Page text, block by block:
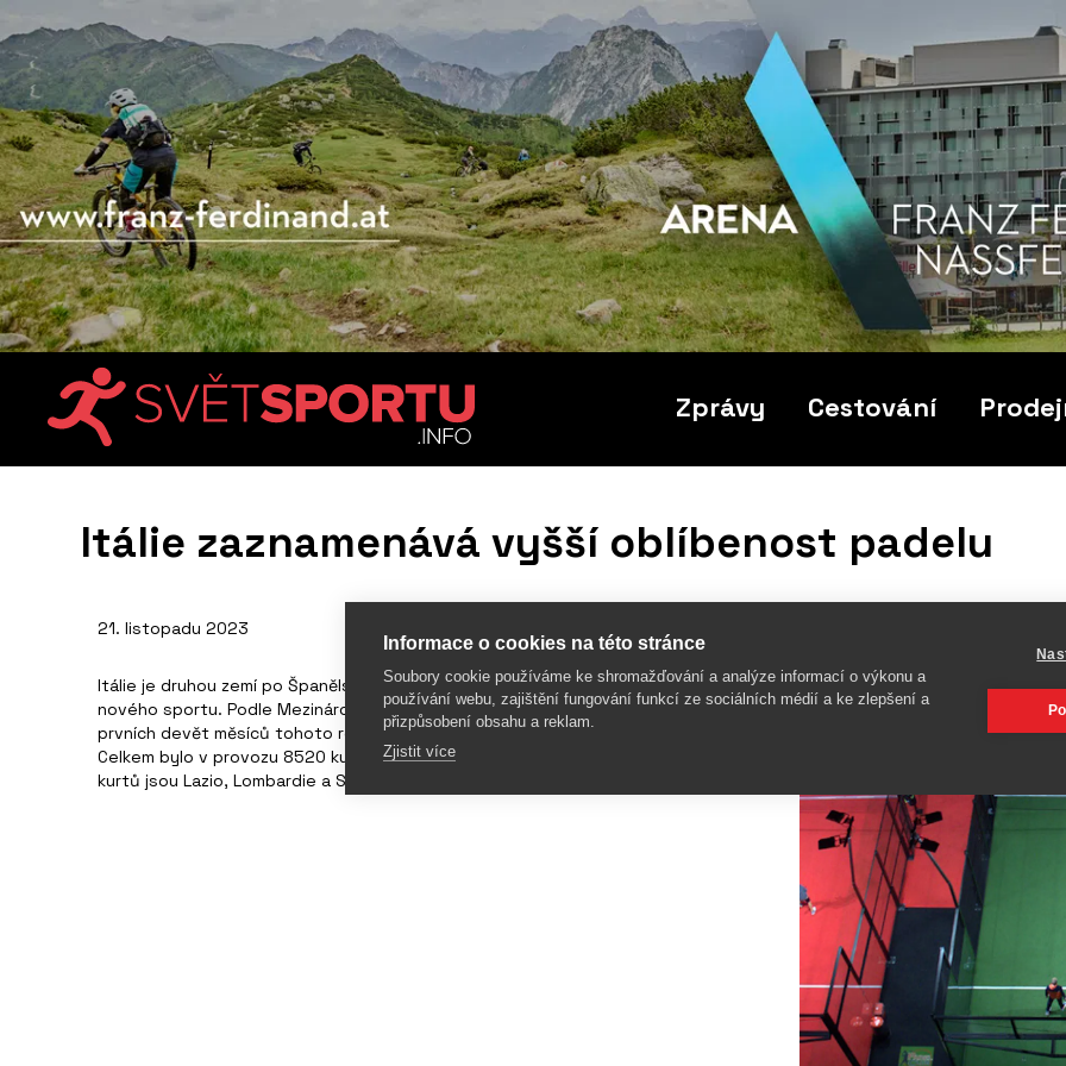
Zprávy Cestování
Itálie zaznamenává vyšší oblíbenost padelu
21. listopadu 2023
Itálie je druhou zemí po Španělsku podle počtu kurtů na padel a také hráčů tohoto
nového sportu. Podle Mezinárodní padelové federace IPF se počet klubů zvýšil za
prvních devět měsíců tohoto roku v porovnání s rokem 2022 o 16 % na 3250.
Celkem bylo v provozu 8520 kurtů, což je o 20 % více. Regiony s nejvyšším počtem
kurtů jsou Lazio, Lombardie a Sicílie, nejvyššího nárůstu dosáhl region Sardinie.
Informace o cookies na této stránce
Soubory cookie používáme ke shromažďování a analýze informací o výkonu a
používání webu, zajištění fungování funkcí ze sociálních médií a ke zlepšení a
přizpůsobení obsahu a reklam.
Zjistit více